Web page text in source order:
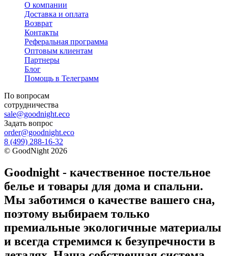
О компании
Доставка и оплата
Возврат
Контакты
Реферальная программа
Оптовым клиентам
Партнеры
Блог
Помощь в Телеграмм
По вопросам
сотрудничества
sale@goodnight.eco
Задать вопрос
order@goodnight.eco
8 (499) 288-16-32
© GoodNight 2026
Goodnight - качественное постельное
белье и товары для дома и спальни.
Мы заботимся о качестве вашего сна,
поэтому выбираем только
премиальные экологичные материалы
и всегда стремимся к безупречности в